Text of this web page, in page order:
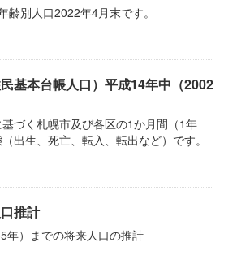
齢別人口2022年4月末です。
基本台帳人口）平成14年中（2002
づく札幌市及び各区の1か月間（1年
出生、死亡、転入、転出など）です。
推計
年）までの将来人口の推計